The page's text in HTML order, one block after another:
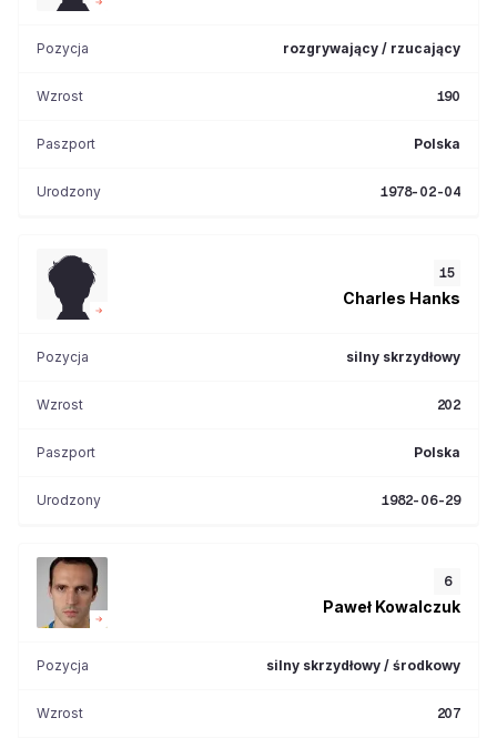
Pozycja rozgrywający / rzucający
Wzrost 190
Paszport Polska
Urodzony 1978-02-04
15
Charles Hanks
Pozycja silny skrzydłowy
Wzrost 202
Paszport Polska
Urodzony 1982-06-29
6
Paweł Kowalczuk
Pozycja silny skrzydłowy / środkowy
Wzrost 207